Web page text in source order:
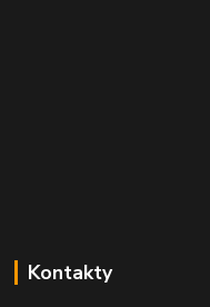
Kontakty